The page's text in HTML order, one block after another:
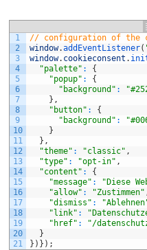
1
2
3
4
5
6
7
8
9
10
11
12
13
14
15
16
17
18
19
20
21
// configuration of the
window.addEventListener(
window. cookieconsent .
"palette" :
{
"popup" :
{
"background" :
} ,
"button" :
{
"background" :
}
} ,
"theme" : "classic" ,
"type" : "opt-in" ,
"content" :
{
"message" :
"Diese
"allow" : "Zustimmen"
"dismiss" :
"link" :
"href" :
"/
}
} ) } ) ;